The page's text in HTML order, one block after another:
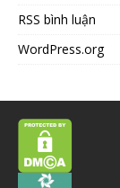
RSS bình luận
WordPress.org